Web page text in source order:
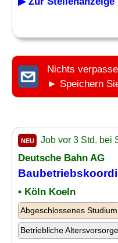
Nichts
► Speichern
NEU Job vor 3 Std. bei
Deutsche Bahn AG
• Köln Koeln
Abgeschlossenes Studium
Betriebliche Altersvorsorge